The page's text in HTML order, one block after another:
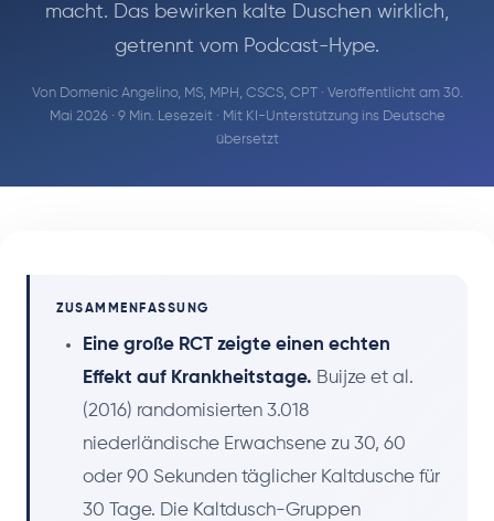
macht. Das bewirken kalte Duschen wirklich,
getrennt vom Podcast-Hype.
Von Domenic Angelino, MS, MPH, CSCS, CPT· Veröffentlicht am 30.
Mai 2026 · 9 Min. Lesezeit · Mit KI-Unterstützung ins Deutsche
übersetzt
ZUSAMMENFASSUNG
Eine große RCT zeigte einen echten
Effekt auf Krankheitstage. Buijze et al.
(2016) randomisierten 3.018
niederländische Erwachsene zu 30, 60
oder 90 Sekunden täglicher Kaltdusche für
30 Tage. Die Kaltdusch-Gruppen